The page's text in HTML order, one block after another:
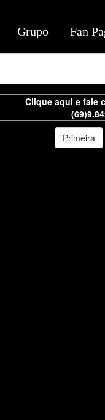
Clique aqui e fale
Primeira
Grupo Fan